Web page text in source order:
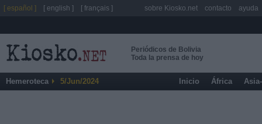
Periódicos de Bolivia
Toda la prensa de hoy
Hemeroteca 5/Jun/2024 Inicio África
[ español ] [ english ] [ français ] sobre Kiosko.net contacto ayuda